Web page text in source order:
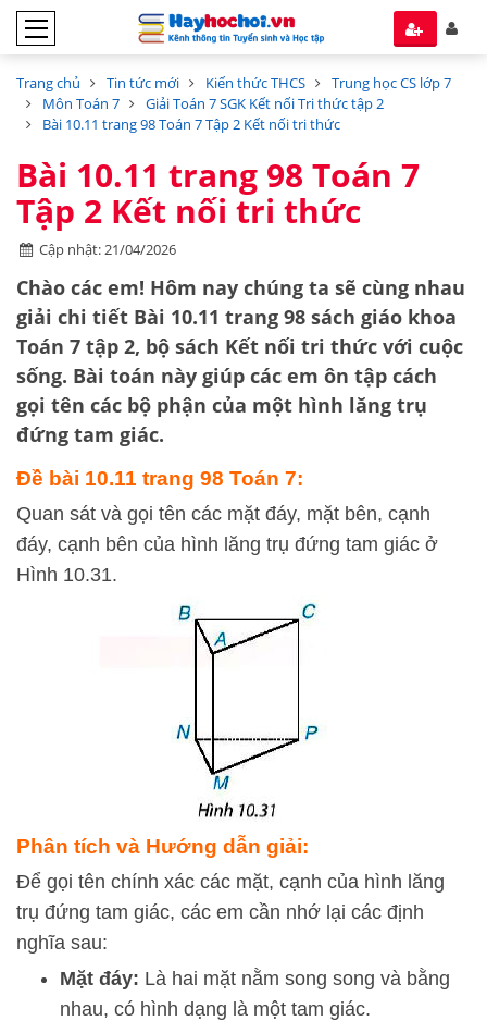
Trang chủ Tin tức mới Kiến thức THCS
Trung học CS lớp 7
Môn Toán 7
Giải Toán 7 SGK Kết nối Tri thức tập 2
Bài 10.11 trang 98 Toán 7 Tập 2 Kết nối tri thức
Bài 10.11 trang 98 Toán 7
Tập 2 Kết nối tri thức
Cập nhật: 21/04/2026
Chào các em! Hôm nay chúng ta sẽ cùng nhau
giải chi tiết Bài 10.11 trang 98 sách giáo khoa
Toán 7 tập 2, bộ sách Kết nối tri thức với cuộc
sống. Bài toán này giúp các em ôn tập cách
gọi tên các bộ phận của một hình lăng trụ
đứng tam giác.
Đề bài 10.11 trang 98 Toán 7:
Quan sát và gọi tên các mặt đáy, mặt bên, cạnh
đáy, cạnh bên của hình lăng trụ đứng tam giác ở
Hình 10.31.
Phân tích và Hướng dẫn giải:
Để gọi tên chính xác các mặt, cạnh của hình lăng
trụ đứng tam giác, các em cần nhớ lại các định
nghĩa sau:
Mặt đáy: Là hai mặt nằm song song và bằng
nhau, có hình dạng là một tam giác.